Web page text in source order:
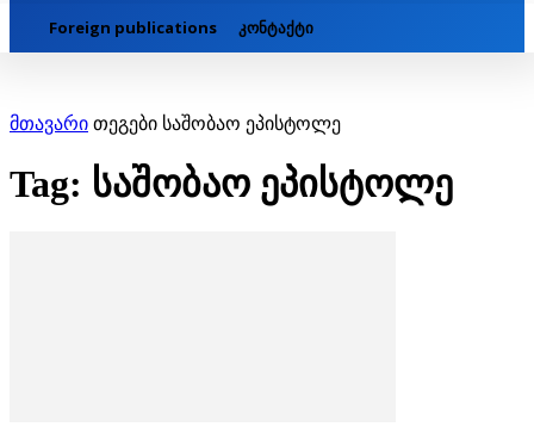
Foreign publications კონტაქტი
მთავარი თეგები საშობაო ეპისტოლე
Tag: საშობაო ეპისტოლე